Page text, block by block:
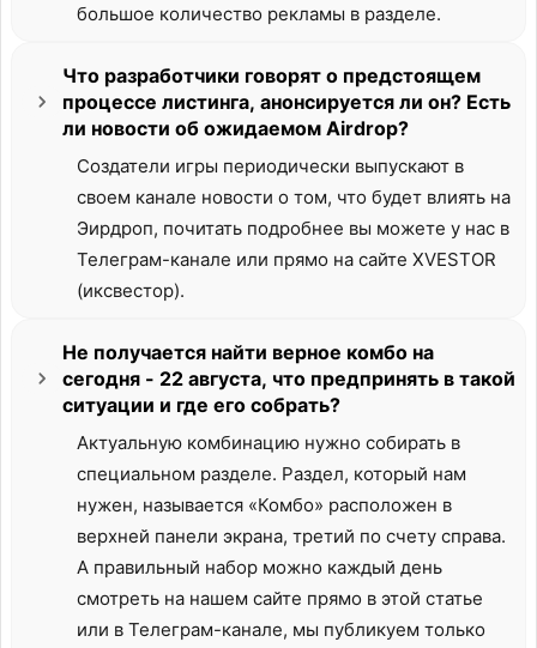
большое количество рекламы в разделе.
Что разработчики говорят о предстоящем
процессе листинга, анонсируется ли он? Есть
ли новости об ожидаемом Airdrop?
Создатели игры периодически выпускают в
своем канале новости о том, что будет влиять на
Эирдроп, почитать подробнее вы можете у нас в
Телеграм-канале или прямо на сайте XVESTOR
(иксвестор).
Не получается найти верное комбо на
сегодня - 22 августа, что предпринять в такой
ситуации и где его собрать?
Актуальную комбинацию нужно собирать в
специальном разделе. Раздел, который нам
нужен, называется «Комбо» расположен в
верхней панели экрана, третий по счету справа.
А правильный набор можно каждый день
смотреть на нашем сайте прямо в этой статье
или в Телеграм-канале, мы публикуем только